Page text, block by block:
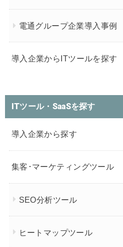
電通グループ企業導入事例
導入企業からITツールを探す
ITツール・SaaSを探す
導入企業から探す
集客･マーケティングツール
SEO分析ツール
ヒートマップツール